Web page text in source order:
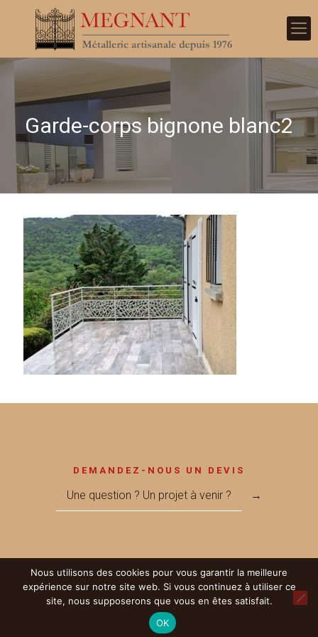
Garde-corps bignone blanc2
DEMANDEZ-NOUS UN DEVIS
Une question ? Un projet à venir ? →
© 2017 Métallerie MEGNANT - Réalisé par LICOM Développement
Mentions Légales|RGPD|Partenaires
Nous utilisons des cookies pour vous garantir la meilleure
expérience sur notre site web. Si vous continuez à utiliser ce
site, nous supposerons que vous en êtes satisfait.
OK